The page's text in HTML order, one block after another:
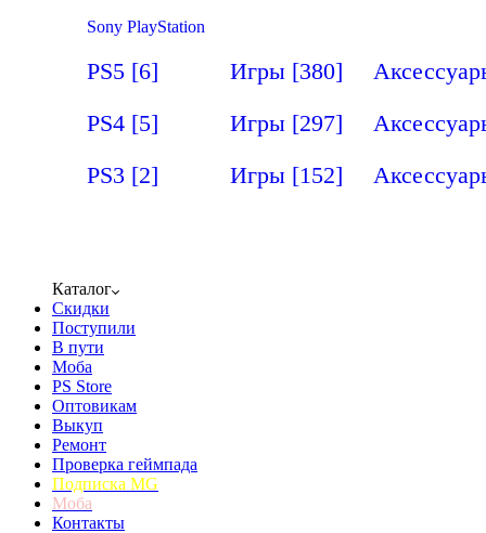
Sony PlayStation
PS5 [6] Игры [380]
PS4 [5] Игры [297]
PS3 [2] Игры [152]
Каталог
Скидки
Поступили
В пути
Моба
PS Store
Оптовикам
Выкуп
Ремонт
Проверка геймпада
Подписка MG
Моба
Контакты